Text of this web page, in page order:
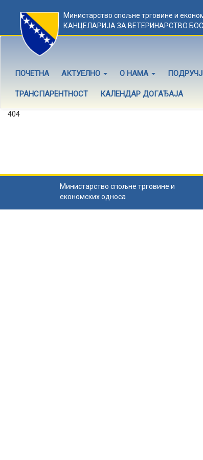
Министарство спољне трговине и
КАНЦЕЛАРИЈА ЗА ВЕТЕРИНАРСТВО
ПОЧЕТНА АКТУЕЛНО О НАМА
ТРАНСПАРЕНТНОСТ КАЛЕНДАР ДОГАЂАЈА
404
Министарство спољне трговине и
економских односа